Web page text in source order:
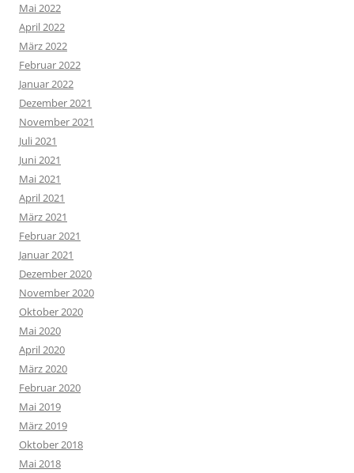
Mai 2022
April 2022
März 2022
Februar 2022
Januar 2022
Dezember 2021
November 2021
Juli 2021
Juni 2021
Mai 2021
April 2021
März 2021
Februar 2021
Januar 2021
Dezember 2020
November 2020
Oktober 2020
Mai 2020
April 2020
März 2020
Februar 2020
Mai 2019
März 2019
Oktober 2018
Mai 2018